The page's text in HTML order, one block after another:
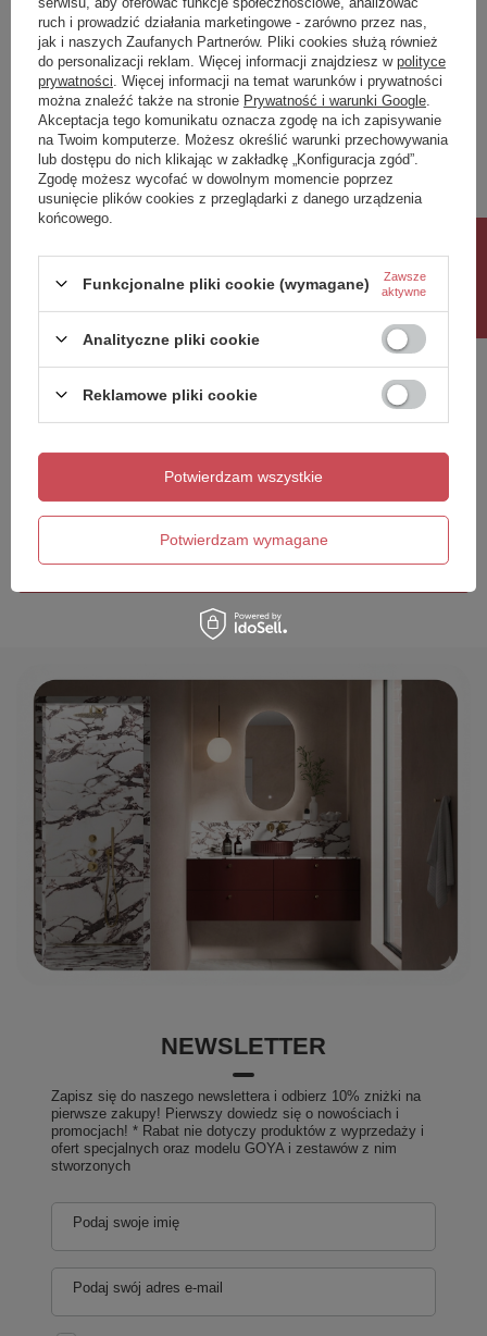
Napisz swoją opinię
Twoja ocena:
5/5
Treść twojej opinii
Dodaj własne zdjęcie produktu:
Wyślij opinię
NEWSLETTER
Zapisz się do naszego newslettera i odbierz 10% zniżki na
pierwsze zakupy! Pierwszy dowiedz się o nowościach i
promocjach! * Rabat nie dotyczy produktów z wyprzedaży i
ofert specjalnych oraz modelu GOYA i zestawów z nim
stworzonych
Podaj swoje imię
Podaj swój adres e-mail
ruch i prowadzić działania marketingowe - zarówno przez nas,
jak i naszych Zaufanych Partnerów. Pliki cookies służą również
do personalizacji reklam. Więcej informacji znajdziesz w polityce
prywatności . Więcej informacji na temat warunków i prywatności
można znaleźć także na stronie Prywatność i warunki Google
Akceptacja tego komunikatu oznacza zgodę na ich zapisywanie
na Twoim komputerze. Możesz określić warunki przechowywania
lub dostępu do nich klikając w zakładkę „Konfiguracja zgód”.
Zgodę możesz wycofać w dowolnym momencie poprzez
usunięcie plików cookies z przeglądarki z danego urządzenia
końcowego.
Funkcjonalne pliki cookie (wymagane) Zawsze
aktywne
Analityczne pliki cookie
Reklamowe pliki cookie
Potwierdzam wymagane
Potwierdzam wszystkie